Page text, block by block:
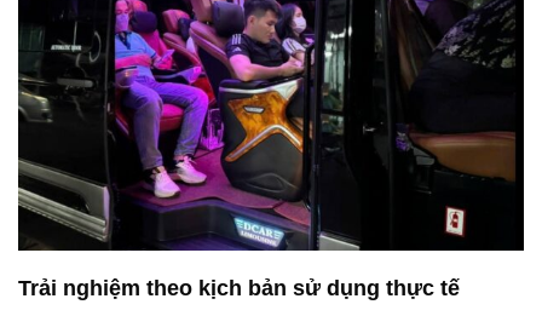
Trải nghiệm theo kịch bản sử dụng thực tế